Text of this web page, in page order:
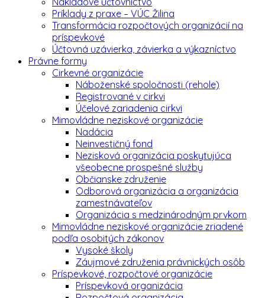
Príklady z praxe – VÚC Žilina
Transformácia rozpočtových organizácií na
príspevkové
Účtovná uzávierka, závierka a výkazníctvo
Právne formy
Cirkevné organizácie
Náboženské spoločnosti (rehole)
Registrované v cirkvi
Účelové zariadenia cirkvi
Mimovládne neziskové organizácie
Nadácia
Neinvestičný fond
Nezisková organizácia poskytujúca
všeobecne prospešné služby
Občianske združenie
Odborová organizácia a organizácia
zamestnávateľov
Organizácia s medzinárodným prvkom
Mimovládne neziskové organizácie zriadené
podľa osobitých zákonov
Vysoké školy
Záujmové združenia právnických osôb
Príspevkové, rozpočtové organizácie
Príspevková organizácia